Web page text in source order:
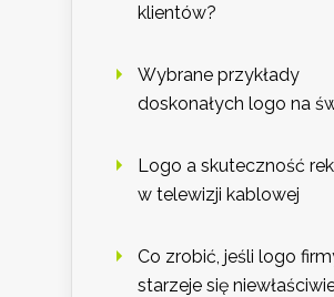
klientów?
Wybrane przykłady
doskonałych logo na
Logo a skuteczność
w telewizji kablowej
Co zrobić, jeśli logo
starzeje się